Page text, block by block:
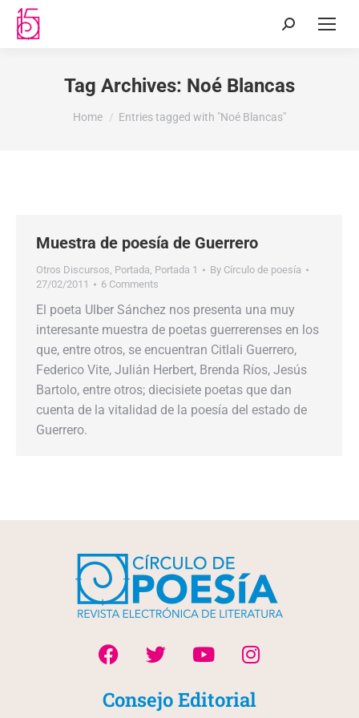
Tag Archives: Noé Blancas
You are here:
Home Entries tagged with "Noé Blancas"
Muestra de poesía de Guerrero
Otros Discursos, Portada, Portada 1 By Círculo de poesía
27/02/2011
6 Comments
El poeta Ulber Sánchez nos presenta una muy
interesante muestra de poetas guerrerenses en los
que, entre otros, se encuentran Citlali Guerrero,
Federico Vite, Julián Herbert, Brenda Ríos, Jesús
Bartolo, entre otros; diecisiete poetas que dan
cuenta de la vitalidad de la poesía del estado de
Guerrero.
Consejo Editorial